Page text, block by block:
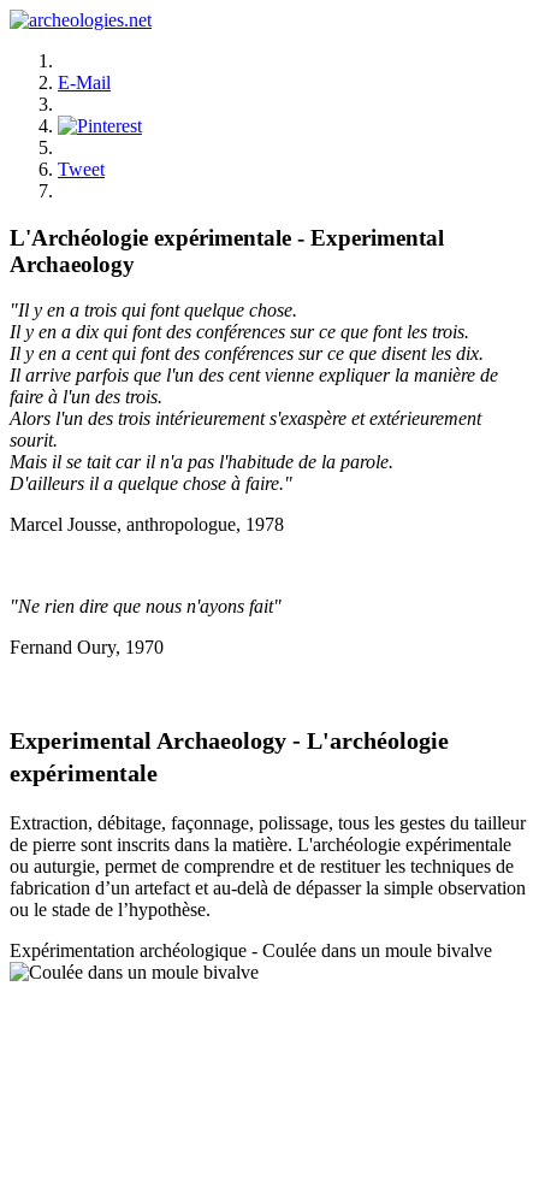
E-Mail
Tweet
L'Archéologie expérimentale - Experimental
Archaeology
"Il y en a trois qui font quelque chose.
Il y en a dix qui font des conférences sur ce que font les trois.
Il y en a cent qui font des conférences sur ce que disent les dix.
Il arrive parfois que l'un des cent vienne expliquer la manière de
faire à l'un des trois.
Alors l'un des trois intérieurement s'exaspère et extérieurement
sourit.
Mais il se tait car il n'a pas l'habitude de la parole.
D'ailleurs il a quelque chose à faire."
Marcel Jousse, anthropologue, 1978
"Ne rien dire que nous n'ayons fait"
Fernand Oury, 1970
Experimental Archaeology - L'archéologie
expérimentale
Extraction, débitage, façonnage, polissage, tous les gestes du tailleur
de pierre sont inscrits dans la matière. L'archéologie expérimentale
ou auturgie, permet de comprendre et de restituer les techniques de
fabrication d’un artefact et au-delà de dépasser la simple observation
ou le stade de l’hypothèse.
Expérimentation archéologique - Coulée dans un moule bivalve